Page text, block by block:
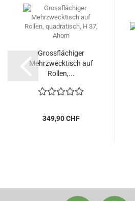
Grossflächiger
Mehrzwecktisch auf
Rollen,...
349,90 CHF